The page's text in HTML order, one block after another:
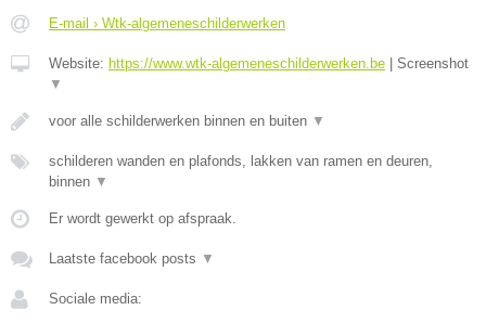
E-mail › Wtk-algemeneschilderwerken
Website: https://www.wtk-algemeneschilderwerken.be | Screenshot
▼
voor alle schilderwerken binnen en buiten ▼
schilderen wanden en plafonds, lakken van ramen en deuren,
binnen ▼
Er wordt gewerkt op afspraak.
Laatste facebook posts ▼
Sociale media: